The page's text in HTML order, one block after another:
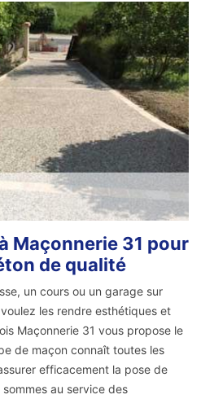
Maçonnerie 31 pour
de qualité
un cours ou un garage sur
les rendre esthétiques et
Maçonnerie 31 vous propose le
de maçon connaît toutes les
efficacement la pose de
au service des